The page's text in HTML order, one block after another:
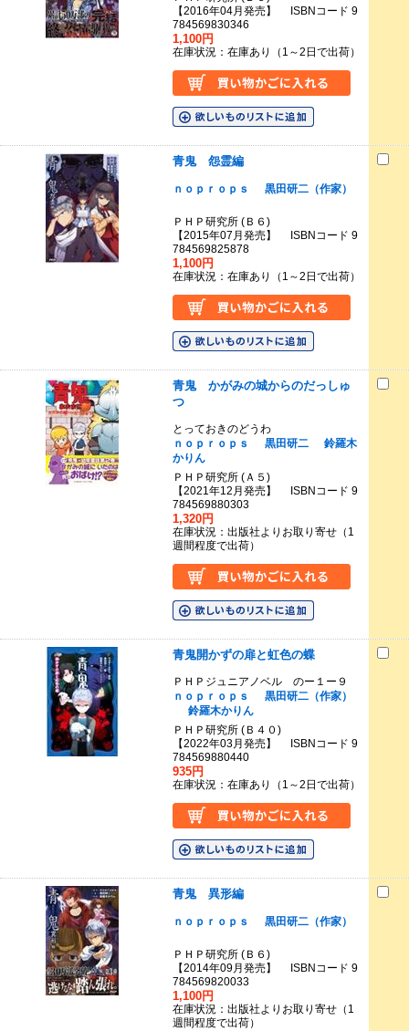
【2016年04月発売】 ISBNコード 9
784569830346
1,100円
在庫状況：在庫あり（1～2日で出荷）
青鬼 怨霊編
ｎｏｐｒｏｐｓ 黒田研二（作家）
ＰＨＰ研究所 (Ｂ６)
【2015年07月発売】 ISBNコード 9
784569825878
1,100円
在庫状況：在庫あり（1～2日で出荷）
青鬼 かがみの城からのだっしゅ
つ
とっておきのどうわ
ｎｏｐｒｏｐｓ
黒田研二
鈴羅木
かりん
ＰＨＰ研究所 (Ａ５)
【2021年12月発売】 ISBNコード 9
784569880303
1,320円
在庫状況：出版社よりお取り寄せ（1
週間程度で出荷）
青鬼開かずの扉と虹色の蝶
ＰＨＰジュニアノベル のー１ー９
ｎｏｐｒｏｐｓ
黒田研二（作家）
鈴羅木かりん
ＰＨＰ研究所 (Ｂ４０)
【2022年03月発売】 ISBNコード 9
784569880440
935円
在庫状況：在庫あり（1～2日で出荷）
青鬼 異形編
ｎｏｐｒｏｐｓ 黒田研二（作家）
ＰＨＰ研究所 (Ｂ６)
【2014年09月発売】 ISBNコード 9
784569820033
1,100円
在庫状況：出版社よりお取り寄せ（1
週間程度で出荷）